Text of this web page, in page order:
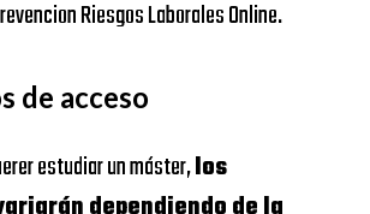
Riesgos Laborales Online.
de acceso
estudiar un máster,los